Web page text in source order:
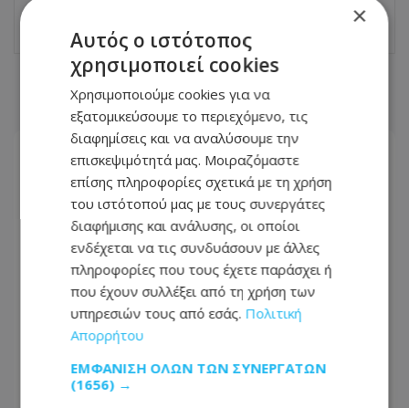
ΣΧΕΤΙΚΑ ΑΡΘΡΑ
«Το πάρτι έχει τελειώσει» διαμήνυσε
×
Αυτός ο ιστότοπος
χρησιμοποιεί cookies
Χρησιμοποιούμε cookies για να
εξατομικεύσουμε το περιεχόμενο, τις
διαφημίσεις και να αναλύσουμε την
επισκεψιμότητά μας. Μοιραζόμαστε
επίσης πληροφορίες σχετικά με τη χρήση
του ιστότοπού μας με τους συνεργάτες
διαφήμισης και ανάλυσης, οι οποίοι
ενδέχεται να τις συνδυάσουν με άλλες
πληροφορίες που τους έχετε παράσχει ή
που έχουν συλλέξει από τη χρήση των
υπηρεσιών τους από εσάς. Πολιτική
Απορρήτου
ΕΜΦΆΝΙΣΗ ΌΛΩΝ ΤΩΝ ΣΥΝΕΡΓΑΤΏΝ
(1656) →